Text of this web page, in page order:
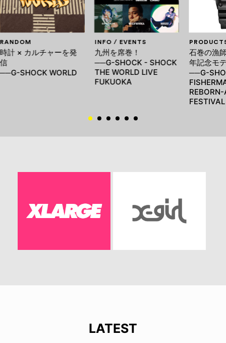
RANDOM
時計 × カルチャーを発
信
──G-SHOCK WORLD
INFO / EVENTS
九州を席巻！
──G-SHOCK - SHOCK
THE WORLD LIVE
FUKUOKA
石巻の漁
年記念モ
──G-
FESTIVAL
LATEST